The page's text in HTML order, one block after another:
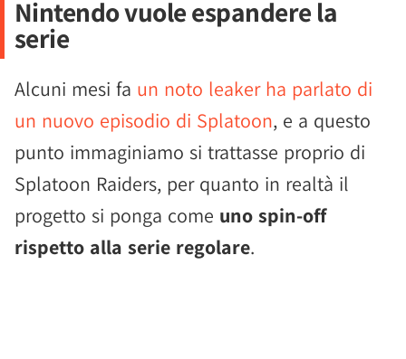
Nintendo vuole espandere la
serie
Alcuni mesi fa un noto leaker ha parlato di
un nuovo episodio di Splatoon, e a questo
punto immaginiamo si trattasse proprio di
Splatoon Raiders, per quanto in realtà il
progetto si ponga come uno spin-off
rispetto alla serie regolare.